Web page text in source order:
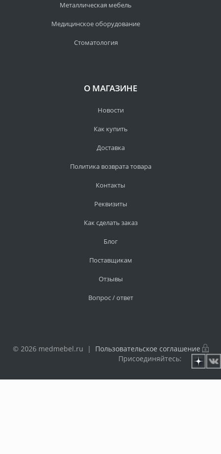
Металлическая мебель
Медицинское оборудование
Стоматология
О МАГАЗИНЕ
Новости
Как купить
Доставка
Политика возврата товара
Контакты
Реквизиты
Как сделать заказ
Блог
Поставщикам
Отзывы
Вопрос / ответ
© 2026 medmebel.ru | Пользовательское соглашение
Присоединяйтесь: